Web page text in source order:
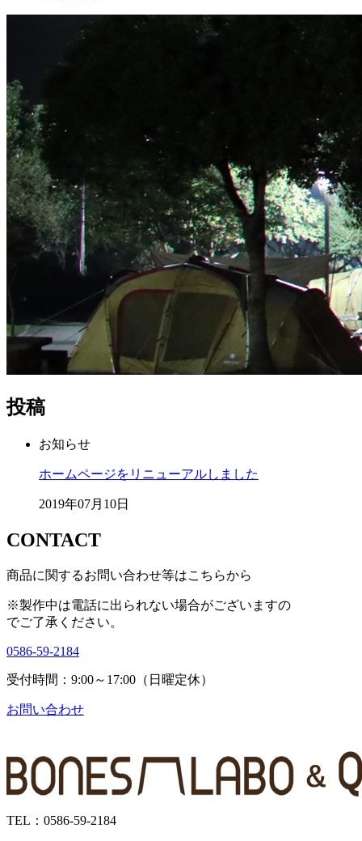
投稿
お知らせ
ホームページをリニューアルしました
2019年07月10日
CONTACT
商品に関するお問い合わせ等はこちらから
※製作中は電話に出られない場合がございますの
でご了承ください。
0586-59-2184
受付時間：9:00～17:00（日曜定休）
お問い合わせ
TEL：0586-59-2184